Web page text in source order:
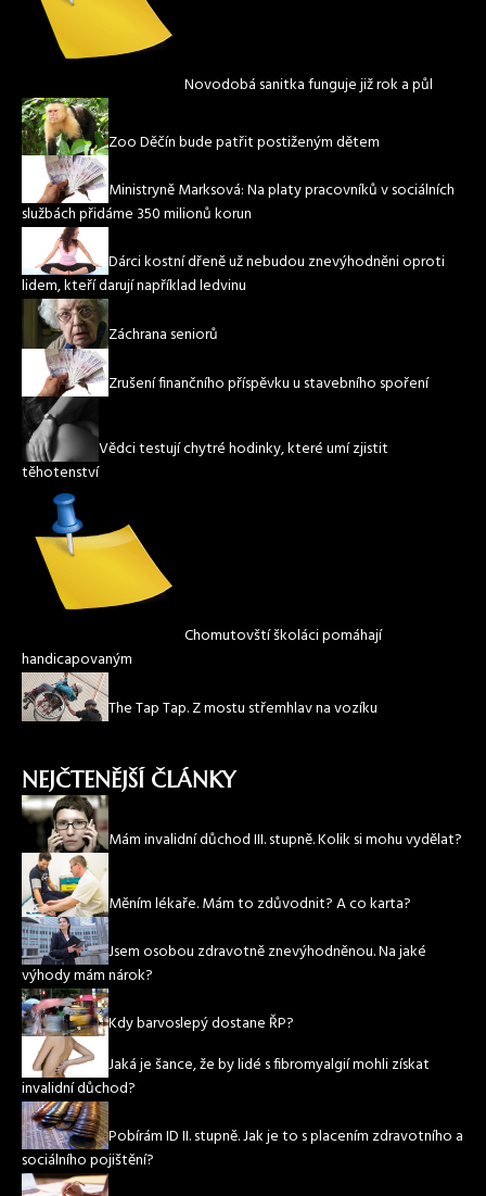
Novodobá sanitka funguje již rok a půl
Zoo Děčín bude patřit postiženým dětem
Ministryně Marksová: Na platy pracovníků v sociálních
službách přidáme 350 milionů korun
Dárci kostní dřeně už nebudou znevýhodněni oproti
lidem, kteří darují například ledvinu
Záchrana seniorů
Zrušení finančního příspěvku u stavebního spoření
Vědci testují chytré hodinky, které umí zjistit
těhotenství
Chomutovští školáci pomáhají
handicapovaným
The Tap Tap. Z mostu střemhlav na vozíku
NEJČTENĚJŠÍ ČLÁNKY
Mám invalidní důchod III. stupně. Kolik si mohu vydělat?
Měním lékaře. Mám to zdůvodnit? A co karta?
Jsem osobou zdravotně znevýhodněnou. Na jaké
výhody mám nárok?
Kdy barvoslepý dostane ŘP?
Jaká je šance, že by lidé s fibromyalgií mohli získat
invalidní důchod?
Pobírám ID II. stupně. Jak je to s placením zdravotního a
sociálního pojištění?